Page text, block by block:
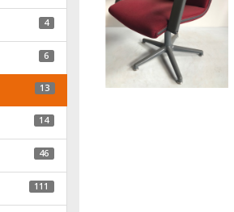
4
6
13
14
46
111